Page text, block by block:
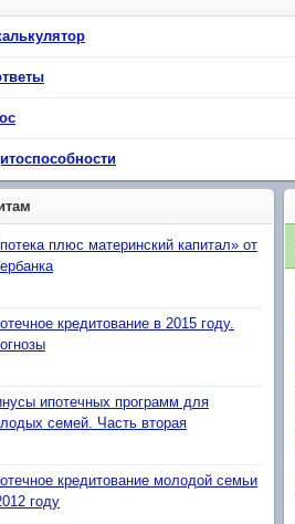
плюс материнский капитал» от
кредитование в 2015 году.
ипотечных программ для
семей. Часть вторая
кредитование молодой семьи
году